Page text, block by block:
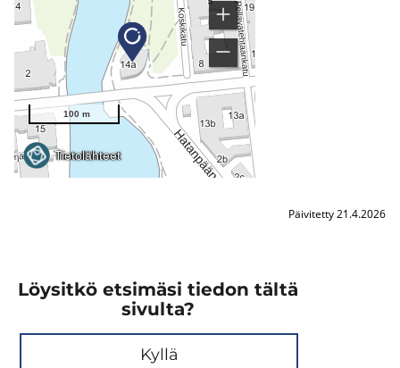
Päivitetty 21.4.2026
Löysitkö etsimäsi tiedon tältä
sivulta?
Kyllä